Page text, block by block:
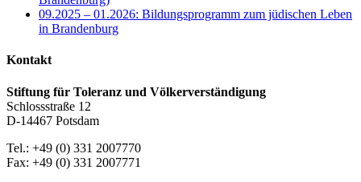
09.2025 – 01.2026: Bildungsprogramm zum jüdischen Leben
in Brandenburg
Kontakt
Stiftung für Toleranz und Völkerverständigung
Schlossstraße 12
D-14467 Potsdam
Tel.: +49 (0) 331 2007770
Fax: +49 (0) 331 2007771